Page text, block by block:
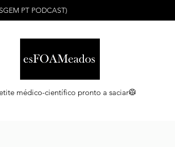
PT PODCAST)
médico-científico pronto a saciar🥼